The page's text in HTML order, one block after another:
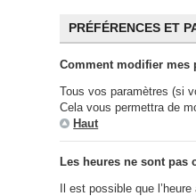
PRÉFÉRENCES ET
Comment modifier mes
Tous vos paramètres (si
Cela vous permettra de
Haut
Les heures ne sont pas
Il est possible que